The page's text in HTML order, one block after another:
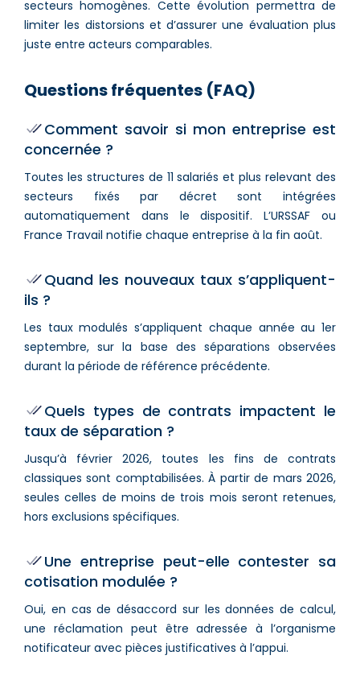
secteurs homogènes. Cette évolution permettra de
limiter les distorsions et d’assurer une évaluation plus
juste entre acteurs comparables.
Questions fréquentes (FAQ)
Comment savoir si mon entreprise est
concernée ?
Toutes les structures de 11 salariés et plus relevant des
secteurs fixés par décret sont intégrées
automatiquement dans le dispositif. L’URSSAF ou
France Travail notifie chaque entreprise à la fin août.
Quand les nouveaux taux s’appliquent-
ils ?
Les taux modulés s’appliquent chaque année au 1er
septembre, sur la base des séparations observées
durant la période de référence précédente.
Quels types de contrats impactent le
taux de séparation ?
Jusqu’à février 2026, toutes les fins de contrats
classiques sont comptabilisées. À partir de mars 2026,
seules celles de moins de trois mois seront retenues,
hors exclusions spécifiques.
Une entreprise peut-elle contester sa
cotisation modulée ?
Oui, en cas de désaccord sur les données de calcul,
une réclamation peut être adressée à l’organisme
notificateur avec pièces justificatives à l’appui.